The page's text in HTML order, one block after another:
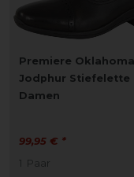
Premiere Oklahoma
Jodphur Stiefelette
Damen
99,95 € *
1 Paar